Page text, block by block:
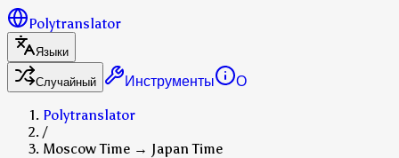
Polytranslator
Языки
Случайный
Инструменты
О
Polytranslator
/
Moscow Time → Japan Time